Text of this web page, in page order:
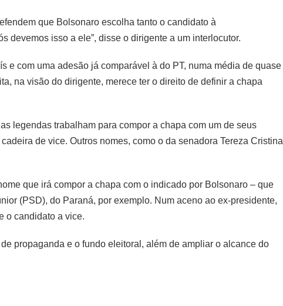
que Bolsonaro escolha tanto o candidato à
devemos isso a ele”, disse o dirigente a um interlocutor.
e com uma adesão já comparável à do PT, numa média de quase
na visão do dirigente, merece ter o direito de definir a chapa
legendas trabalham para compor a chapa com um de seus
de vice. Outros nomes, como o da senadora Tereza Cristina
que irá compor a chapa com o indicado por Bolsonaro – que
(PSD), do Paraná, por exemplo. Num aceno ao ex-presidente,
o candidato a vice.
propaganda e o fundo eleitoral, além de ampliar o alcance do